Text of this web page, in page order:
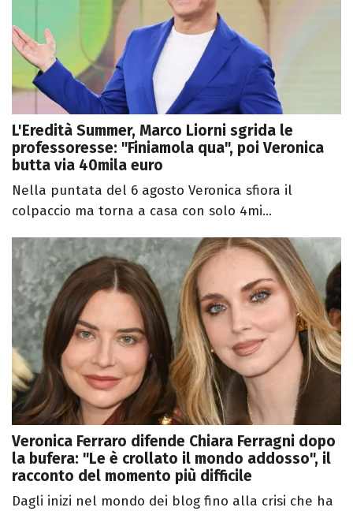
L'Eredità Summer, Marco Liorni sgrida le
professoresse: "Finiamola qua", poi Veronica
butta via 40mila euro
Nella puntata del 6 agosto Veronica sfiora il
colpaccio ma torna a casa con solo 4mi...
Veronica Ferraro difende Chiara Ferragni dopo
la bufera: "Le è crollato il mondo addosso", il
racconto del momento più difficile
Dagli inizi nel mondo dei blog fino alla crisi che ha